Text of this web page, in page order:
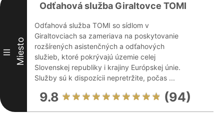
III Miesto
Odťahová služba Giraltovce TOMI
Odťahová služba TOMI so sídlom v
Giraltovciach sa zameriava na poskytovanie
rozšírených asistenčných a odťahových
služieb, ktoré pokrývajú územie celej
Slovenskej republiky i krajiny Európskej únie.
Služby sú k dispozícii nepretržite, počas ...
9.8 (94)